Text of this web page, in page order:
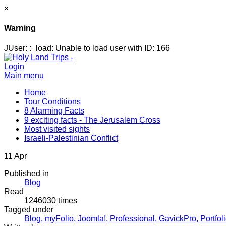
×
Warning
JUser: :_load: Unable to load user with ID: 166
Login
Main menu
Home
Tour Conditions
8 Alarming Facts
9 exciting facts - The Jerusalem Cross
Most visited sights
Israeli-Palestinian Conflict
11 Apr
Published in
Blog
Read
1246030 times
Tagged under
Blog, myFolio, Joomla!, Professional, GavickPro,